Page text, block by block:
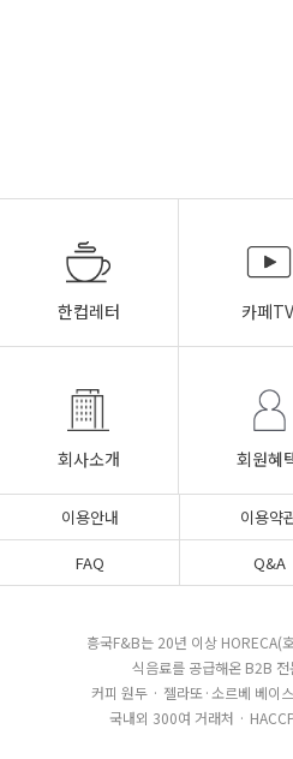
한컵레터 카페TV
회사소개 회원혜
이용안내 이용약
FAQ
Q&A
흥국F&B는 20년 이상 HORECA(
식음료를 공급해온 B2B
커피 원두 · 젤라또·소르베 베이
국내외 300여 거래처 ·